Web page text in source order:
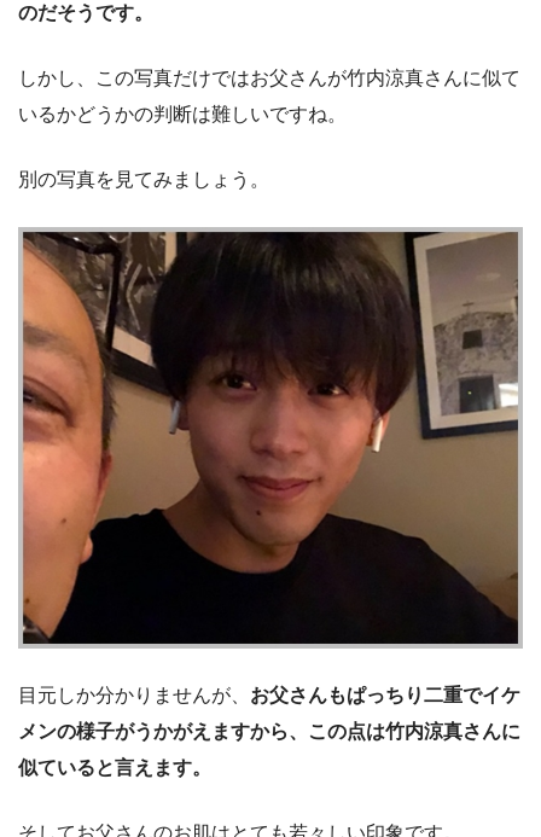
のだそうです。
しかし、この写真だけではお父さんが竹内涼真さんに似て
いるかどうかの判断は難しいですね。
別の写真を見てみましょう。
目元しか分かりませんが、 お父さんもぱっちり二重でイケ
メンの様子がうかがえますから、この点は竹内涼真さんに
似ていると言えます。
そしてお父さんのお肌はとても若々しい印象です。